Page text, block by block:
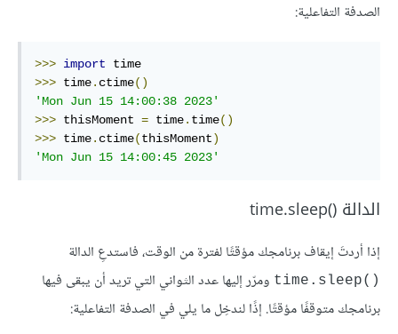
الصدفة التفاعلية:
>>> import
>>> time. ctime()
'Mon Jun 15 14:00:38 2023'
>>> thisMoment = time. time()
>>> time. ctime(thisMoment)
'Mon Jun 15 14:00:45 2023'
الدالة time.sleep()‎
إذا أردتَ إيقاف برنامجك مؤقتًا لفترة من الوقت، فاستدعِ الدالة
time.sleep()‎ ومرّر إليها عدد الثواني التي تريد أن يبقى فيها
برنامجك متوقفًا مؤقتًا. إذًا لندخِل ما يلي في الصدفة التفاعلية: